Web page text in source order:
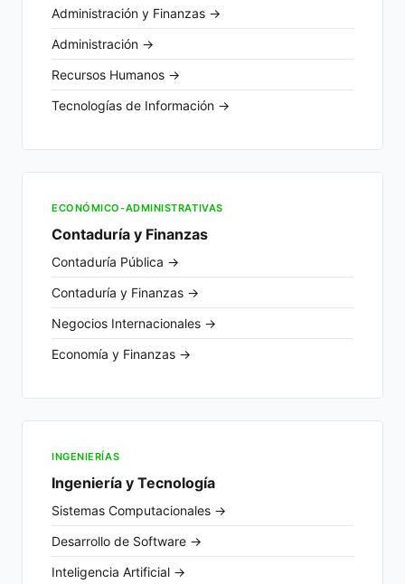
Administración y Finanzas →
Administración →
Recursos Humanos →
Tecnologías de Información →
ECONÓMICO-ADMINISTRATIVAS
Contaduría y Finanzas
Contaduría Pública →
Contaduría y Finanzas →
Negocios Internacionales →
Economía y Finanzas →
INGENIERÍAS
Ingeniería y Tecnología
Sistemas Computacionales →
Desarrollo de Software →
Inteligencia Artificial →